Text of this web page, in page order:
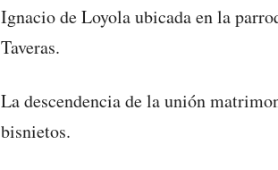
Ignacio de Loyola ubicada en la
Taveras.
La descendencia de la unión
bisnietos.